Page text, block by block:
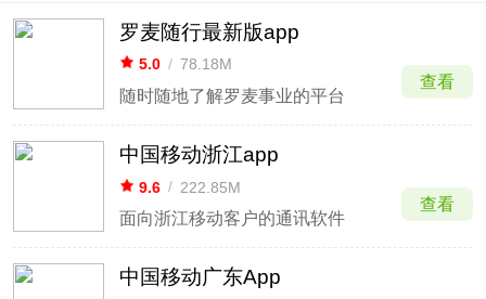
罗麦随行最新版app
5.0 / 78.18M
随时随地了解罗麦事业的平台
查看
中国移动浙江app
9.6 / 222.85M
面向浙江移动客户的通讯软件
查看
中国移动广东App